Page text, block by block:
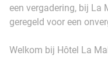
een vergadering, bij La
geregeld voor een
Welkom bij Hôtel La